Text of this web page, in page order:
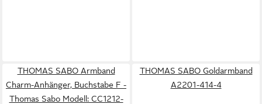
THOMAS SABO Armband
Charm-Anhänger, Buchstabe F -
Thomas Sabo Modell: CC1212-
THOMAS SABO Goldarmband
A2201-414-4